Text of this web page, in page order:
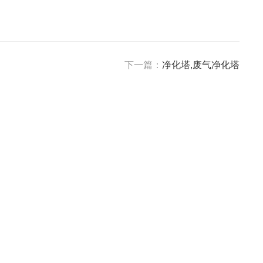
下一篇： 净化塔,废气净化塔